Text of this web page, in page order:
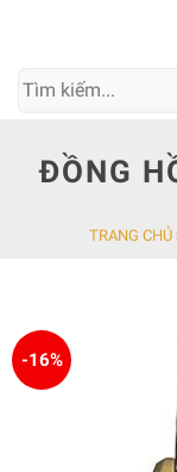
ĐỒNG
TRANG CHỦ
-16%